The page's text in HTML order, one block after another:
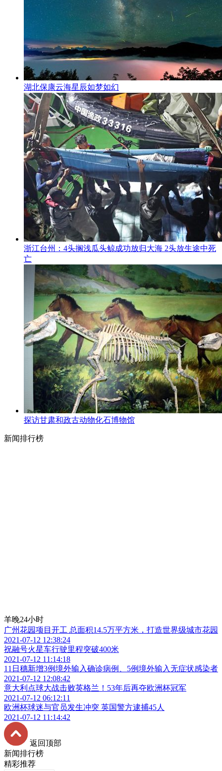
湖北保康云海星辰如梦如幻
浙江台州：4头搁浅瓜头鲸成功放归大海 2头放生途中死
亡
探访甘肃和政古动物化石博物馆
新闻排行榜
羊晚24小时
广州花园项目开工 总面积14.5万平方米，打造世界级城市花园
2021-07-12 12:38:24
祝融号火星车行驶里程突破400米
2021-07-12 11:14:18
11日穗新增3例境外输入确诊病例、5例境外输入无症状感染者
2021-07-12 12:08:42
意大利点球大战击败英格兰！53年后再夺欧洲杯冠军
2021-07-12 06:12:11
欧洲杯球迷与官员发生冲突 英国警方逮捕45人
2021-07-12 11:14:42
返回顶部
新闻排行榜
精彩推荐